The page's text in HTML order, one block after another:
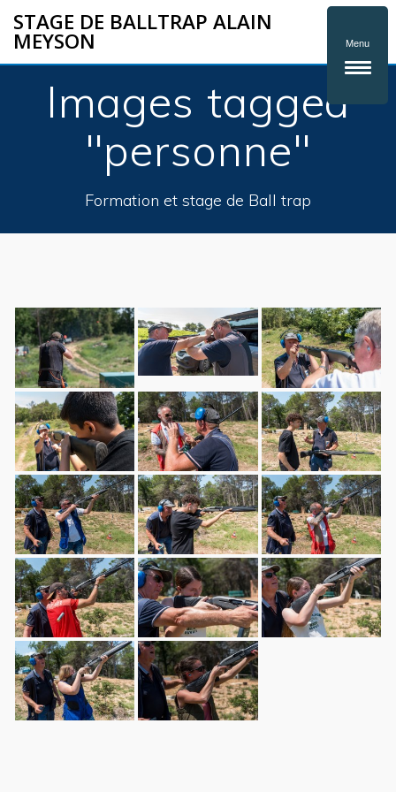
Menu
STAGE DE BALLTRAP ALAIN
MEYSON
Images tagged
"personne"
Formation et stage de Ball trap